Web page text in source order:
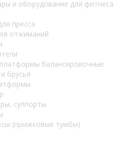
и оборудование для фитнеса
пресса
отжиманий
балансировочные
брусья
суппорты
(прыжковые тумбы)